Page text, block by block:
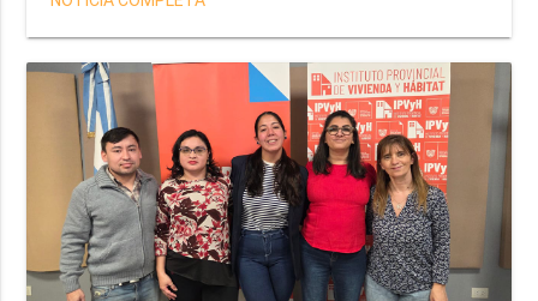
salud y seguridad impulsada por el gobernador Gustavo
Melella.